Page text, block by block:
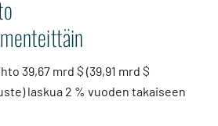
39,67 mrd $ (39,91 mrd $
laskua 2 % vuoden takaiseen